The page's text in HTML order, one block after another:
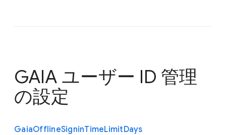
GAIA ユーザー ID 管理
の設定
GaiaOfflineSigninTimeLimitDays